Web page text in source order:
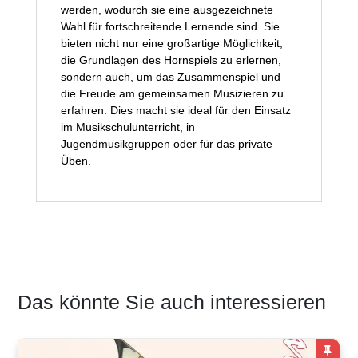
werden, wodurch sie eine ausgezeichnete
Wahl für fortschreitende Lernende sind. Sie
bieten nicht nur eine großartige Möglichkeit,
die Grundlagen des Hornspiels zu erlernen,
sondern auch, um das Zusammenspiel und
die Freude am gemeinsamen Musizieren zu
erfahren. Dies macht sie ideal für den Einsatz
im Musikschulunterricht, in
Jugendmusikgruppen oder für das private
Üben.
Das könnte Sie auch interessieren